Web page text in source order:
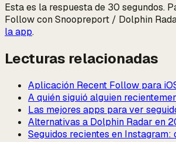
Esta es la respuesta de 30 segundos.
Follow con Snoopreport / Dolphin
la app.
Lecturas relacionadas
Aplicación Recent Follow para
A quién siguió alguien
Las mejores apps para ver
Alternativas a Dolphin Radar en
Seguidos recientes en Instagram: